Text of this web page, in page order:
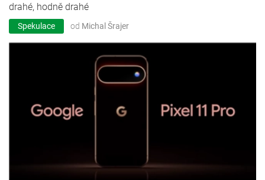
drahé, hodně drahé
Spekulace od Michal Šrajer